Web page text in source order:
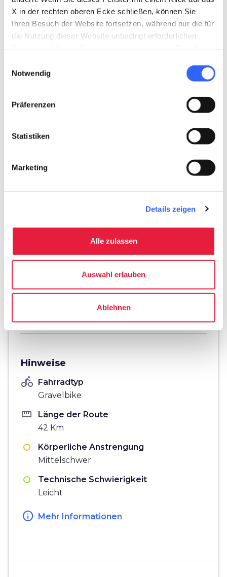
X in der rechten oberen Ecke schließen, können Sie
Ihren Besuch der Website fortsetzen, während nur die für
die Nutzung dieser Website unbedingt erforderlichen
Zustimmung.
Notwendig
Präferenzen
Statistiken
Marketing
Details zeigen
Alle zulassen
Auswahl erlauben
Ablehnen
Berufungdieses Landes lässt sich jedoch auch
mit einem einfachen Blick auf die mit Häusern
übersäte Landschaft mit den
charakteristischenTaubenhäusernerkennen,
Strukturen, die einst zur Unterbringung von
Auf der Karte erkunden
vertical_align_bottom
Hinweise
directions_bike Fahrradtyp
Gravelbike
straighten
Länge der Route
42 Km
Körperliche Anstrengung
Mittelschwer
Technische Schwierigkeit
Leicht
info Mehr Informationen